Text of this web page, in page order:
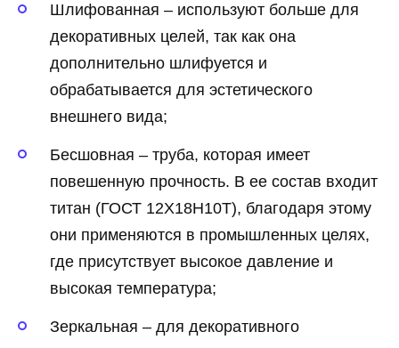
Шлифованная – используют больше для
декоративных целей, так как она
дополнительно шлифуется и
обрабатывается для эстетического
внешнего вида;
Бесшовная – труба, которая имеет
повешенную прочность. В ее состав входит
титан (ГОСТ 12Х18Н10Т), благодаря этому
они применяются в промышленных целях,
где присутствует высокое давление и
высокая температура;
Зеркальная – для декоративного